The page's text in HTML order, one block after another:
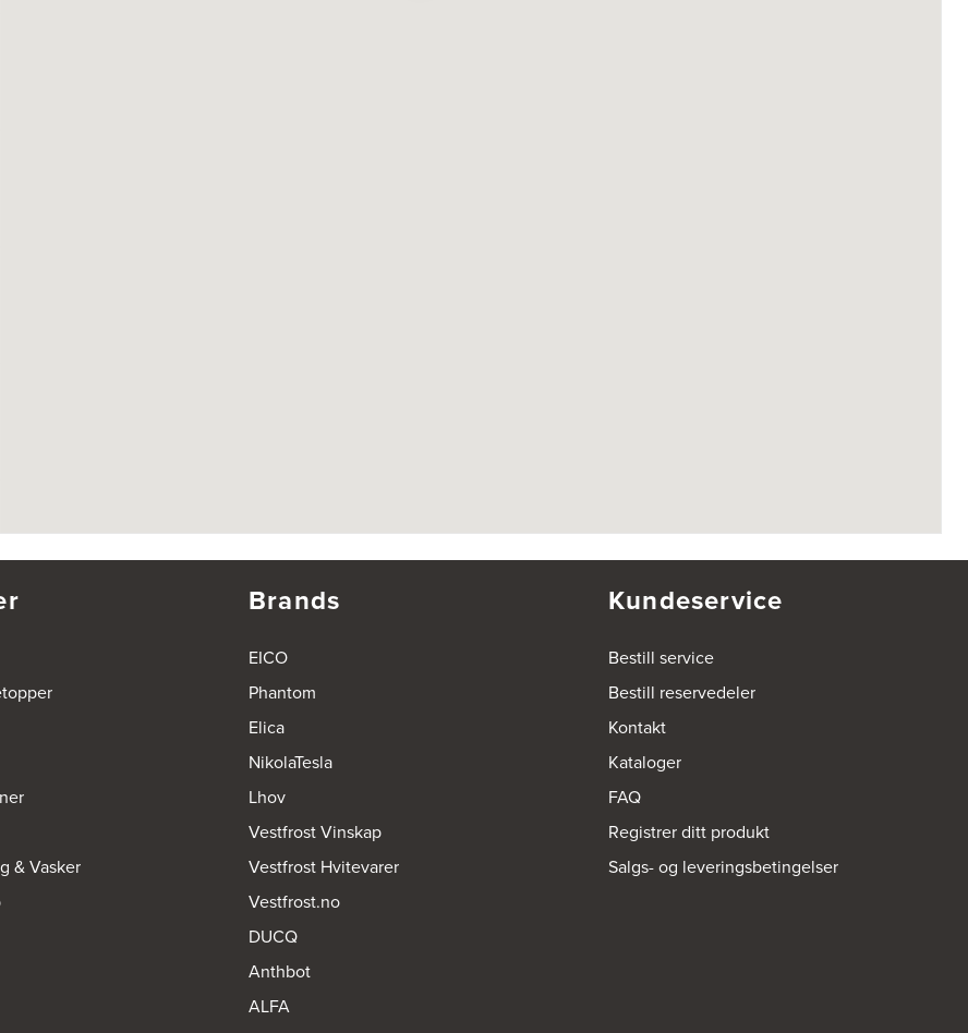
& Vasker
Brands
EICO
Phantom
Elica
NikolaTesla
Lhov
Vestfrost Vinskap
Vestfrost Hvitevarer
Vestfrost.no
DUCQ
Anthbot
ALFA
Kundeservice
Bestill service
Bestill reservedeler
Kontakt
Kataloger
FAQ
Registrer ditt produkt
Salgs- og leveringsbetingelser